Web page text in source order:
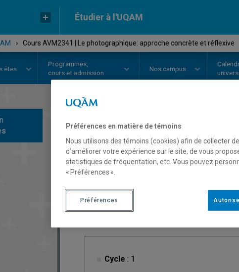
Étudier à l'UQAM
› Cours AVM2341 | Le photographique: approche concrète et réflexive
êtes
Programmes,
cours et admission
Nos campus
COURS// AVM2341
concrète et
Description Horaire -
Cycle : 1
Préférences en matière de témoins
Nous utilisons des témoins (cookies) afin de collecter
d’améliorer votre expérience sur le site, de vous
statistiques de fréquentation, etc. Vous pouvez
« Préférences ».
Préférences